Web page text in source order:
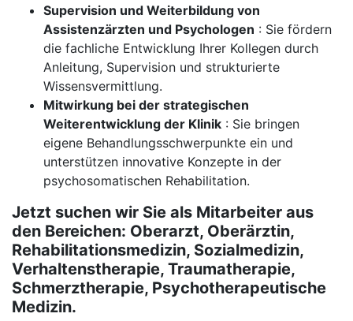
Supervision und Weiterbildung von
Assistenzärzten und Psychologen : Sie fördern
die fachliche Entwicklung Ihrer Kollegen durch
Anleitung, Supervision und strukturierte
Wissensvermittlung.
Mitwirkung bei der strategischen
Weiterentwicklung der Klinik : Sie bringen
eigene Behandlungsschwerpunkte ein und
unterstützen innovative Konzepte in der
psychosomatischen Rehabilitation.
Jetzt suchen wir Sie als Mitarbeiter aus
den Bereichen: Oberarzt, Oberärztin,
Rehabilitationsmedizin, Sozialmedizin,
Verhaltenstherapie, Traumatherapie,
Schmerztherapie, Psychotherapeutische
Medizin.